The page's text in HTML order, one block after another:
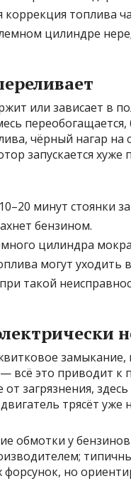
коррекция топлива
цилиндре
или зависает в
переобогащается,
чёрный нагар
запускается
минут стоянки
бензином.
цилиндра
могут уходить
такой
замыкание,
всё это приводит к
загрязнения,
трясёт уже
обмотки у
но